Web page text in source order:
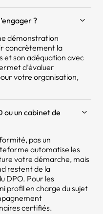
?
démonstration
concrètement la
et son adéquation avec
d’évaluer
votre organisation,
ou un cabinet de
pas un
automatise les
votre démarche, mais
restent de la
DPO. Pour les
profil en charge du sujet
certifiés.